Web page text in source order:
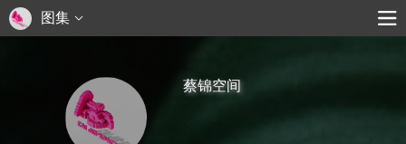
图集
蔡锦空间